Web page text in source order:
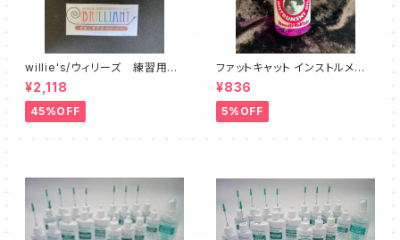
willie's/ウィリーズ 練習用ミ
ュート Little Willie - sound
reducer
¥2,118
45%OFF
ファットキャット インストルメント
オイル FAT CAT Instrument
Oil
¥836
5%OFF